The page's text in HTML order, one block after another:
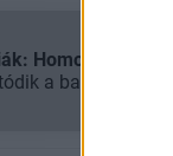
Homok, zene
a balatoni